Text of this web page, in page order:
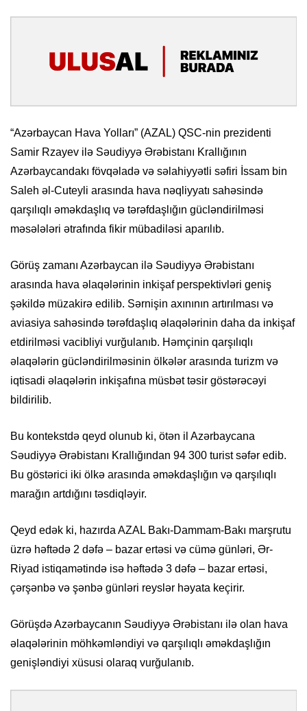
“Azərbaycan Hava Yolları” (AZAL) QSC-nin prezidenti
Samir Rzayev ilə Səudiyyə Ərəbistanı Krallığının
Azərbaycandakı fövqəladə və səlahiyyətli səfiri İssam bin
Saleh əl-Cuteyli arasında hava nəqliyyatı sahəsində
qarşılıqlı əməkdaşlıq və tərəfdaşlığın gücləndirilməsi
məsələləri ətrafında fikir mübadiləsi aparılıb.
Görüş zamanı Azərbaycan ilə Səudiyyə Ərəbistanı
arasında hava əlaqələrinin inkişaf perspektivləri geniş
şəkildə müzakirə edilib. Sərnişin axınının artırılması və
aviasiya sahəsində tərəfdaşlıq əlaqələrinin daha da inkişaf
etdirilməsi vacibliyi vurğulanıb. Həmçinin qarşılıqlı
əlaqələrin gücləndirilməsinin ölkələr arasında turizm və
iqtisadi əlaqələrin inkişafına müsbət təsir göstərəcəyi
bildirilib.
Bu kontekstdə qeyd olunub ki, ötən il Azərbaycana
Səudiyyə Ərəbistanı Krallığından 94 300 turist səfər edib.
Bu göstərici iki ölkə arasında əməkdaşlığın və qarşılıqlı
marağın artdığını təsdiqləyir.
Qeyd edək ki, hazırda AZAL Bakı-Dammam-Bakı marşrutu
üzrə həftədə 2 dəfə – bazar ertəsi və cümə günləri, Ər-
Riyad istiqamətində isə həftədə 3 dəfə – bazar ertəsi,
çərşənbə və şənbə günləri reyslər həyata keçirir.
Görüşdə Azərbaycanın Səudiyyə Ərəbistanı ilə olan hava
əlaqələrinin möhkəmləndiyi və qarşılıqlı əməkdaşlığın
genişləndiyi xüsusi olaraq vurğulanıb.